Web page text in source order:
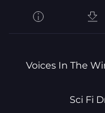
Voices In The
Sci Fi